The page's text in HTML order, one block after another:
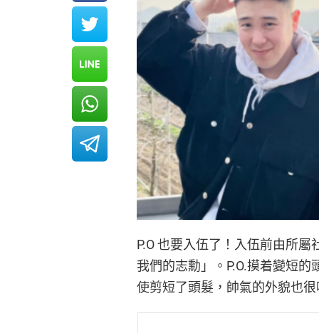
P.O 也要入伍了！入伍前由所
我們的志勳」。P.O.摸着變短
使剪短了頭髮，帥氣的外貌也